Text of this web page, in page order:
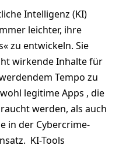
Intelligenz (KI)
leichter, ihre
zu entwickeln. Sie
wirkende Inhalte für
Tempo zu
legitime Apps , die
werden, als auch
in der Cybercrime-
KI-Tools